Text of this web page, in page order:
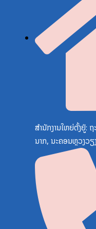
ສຳນັກງານໃຫຍ່ຕັ້ງຢູ່:
ນາກ, ນະຄອນຫຼວງວຽ